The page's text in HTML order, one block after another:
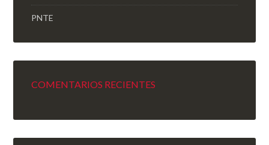
PNTE
COMENTARIOS RECIENTES